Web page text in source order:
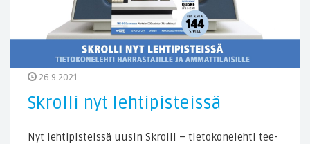
26.9.2021
Skrolli nyt lehtipisteissä
Nyt lehtipisteissä uusin Skrolli – tietokonelehti tee-